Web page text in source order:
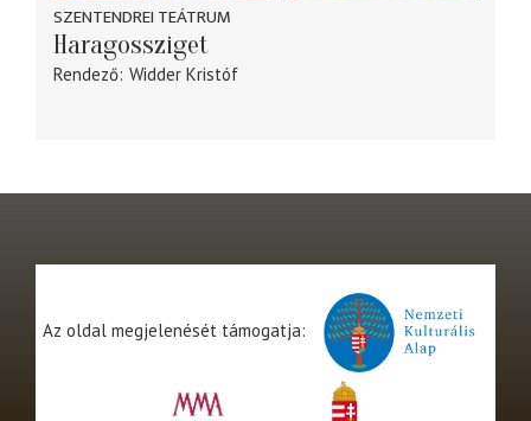
SZENTENDREI TEÁTRUM
Haragossziget
Rendező Widder Kristóf
Az oldal megjelenését támogatja: